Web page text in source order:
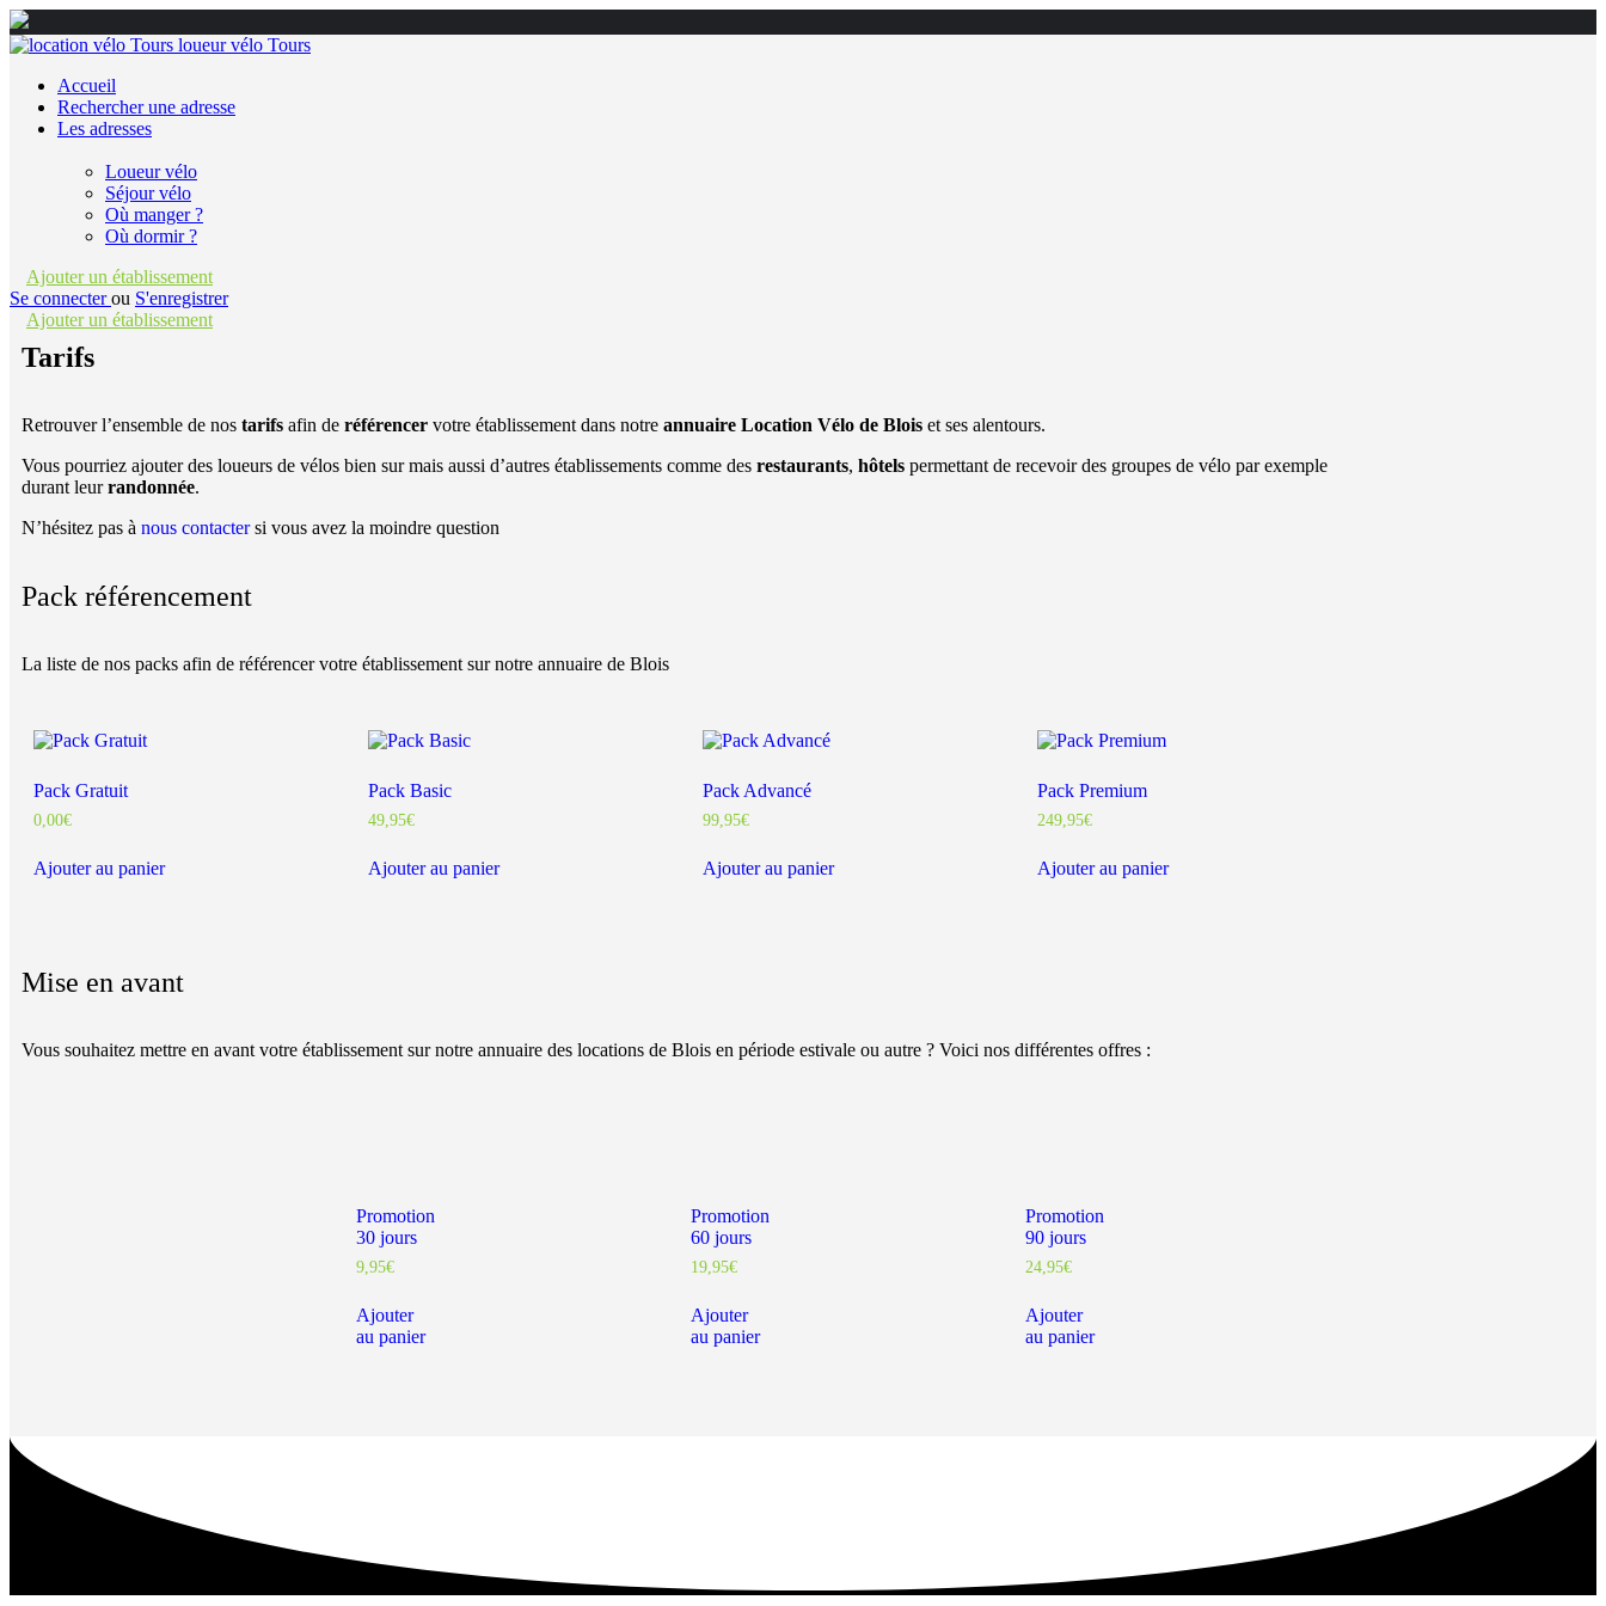
Accueil
Rechercher une adresse
Les adresses
Loueur vélo
Séjour vélo
Où manger ?
Où dormir ?
Ajouter un établissement
Se connecterou S'enregistrer
Ajouter un établissement
Tarifs
Retrouver l’ensemble de nos tarifs afin de référencer votre établissement dans notre annuaire Location Vélo de Blois et ses alentours.
Vous pourriez ajouter des loueurs de vélos bien sur mais aussi d’autres établissements comme des restaurants, hôtels permettant de recevoir des groupes de vélo par exemple
durant leurrandonnée.
N’hésitez pas à nous contactersi vous avez la moindre question
Pack référencement
La liste de nos packs afin de référencer votre établissement sur notre annuaire de Blois
Pack Gratuit
0,00€
Ajouter au panier
Pack Basic
49,95€
Ajouter au panier
Pack Advancé
99,95€
Ajouter au panier
Pack Premium
249,95€
Ajouter au panier
Mise en avant
Vous souhaitez mettre en avant votre établissement sur notre annuaire des locations de Blois en période estivale ou autre ? Voici nos différentes offres :
Promotion
30 jours
9,95€
Ajouter
au panier
Promotion
60 jours
19,95€
Ajouter
au panier
Promotion
90 jours
24,95€
Ajouter
au panier